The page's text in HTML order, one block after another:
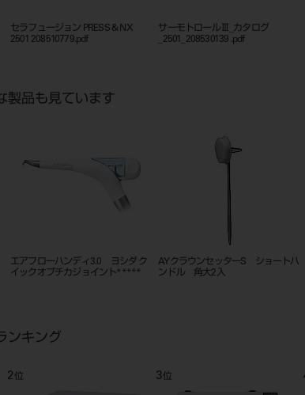
セラフュージョン PRESS & NX
2501 208510779.pdf
サーモトロールⅢ_カタログ
_2501_208530139 .pdf
製品も見ています
バキュームチップＢ新型 ２個入
サーモトロール用 リングガイド
φ６０
ンキング
8位 9位